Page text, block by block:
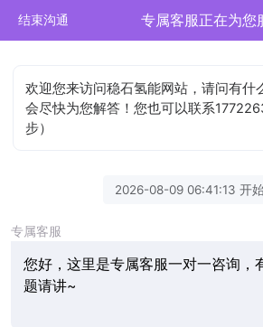
结束沟通 专属客服正在为您
欢迎您来访问稳石氢能网站，请问有什
会尽快为您解答！您也可以联系
步）
2026-08-09 06:41:13 开
专属客服
您好，这里是专属客服一对一咨询，
题请讲~